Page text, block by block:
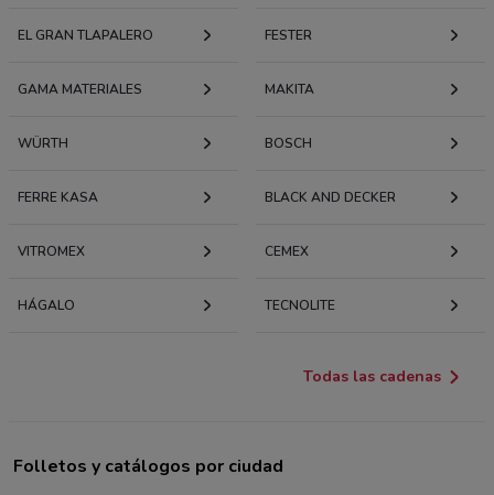
EL GRAN TLAPALERO FESTER
GAMA MATERIALES MAKITA
WÜRTH BOSCH
FERRE KASA BLACK AND DECKER
VITROMEX CEMEX
HÁGALO TECNOLITE
Todas las cadenas
Folletos y catálogos por ciudad